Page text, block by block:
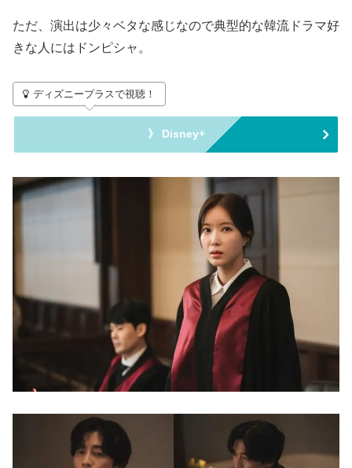
ただ、演出は少々ベタな感じなので典型的な韓流ドラマ好
きな人にはドンピシャ。
ディズニープラスで視聴！
》 Disney+